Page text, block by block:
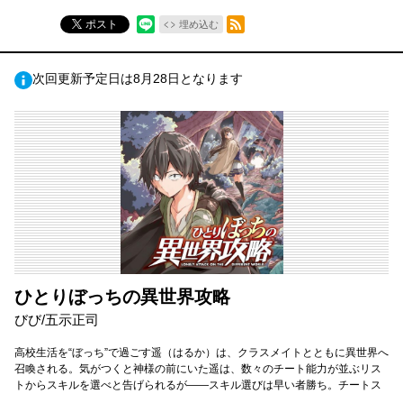
ポスト 埋め込む
RSSフィード
次回更新予定日は8月28日となります
ひとりぼっちの異世界攻略
びび/五示正司
高校生活を“ぼっち”で過ごす遥（はるか）は、クラスメイトとともに異世界へ
召喚される。気がつくと神様の前にいた遥は、数々のチート能力が並ぶリス
トからスキルを選べと告げられるが――スキル選びは早い者勝ち。チートス